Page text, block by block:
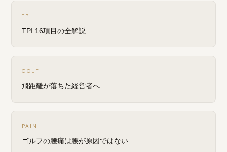
TPI
TPI 16項目の全解説
GOLF
飛距離が落ちた経営者へ
PAIN
ゴルフの腰痛は腰が原因ではない